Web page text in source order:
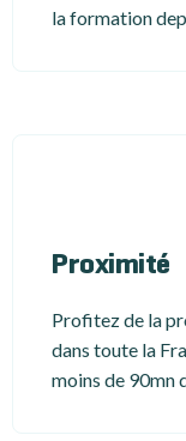
la formation
Proximité
Profitez de la
dans toute la
moins de 90mn